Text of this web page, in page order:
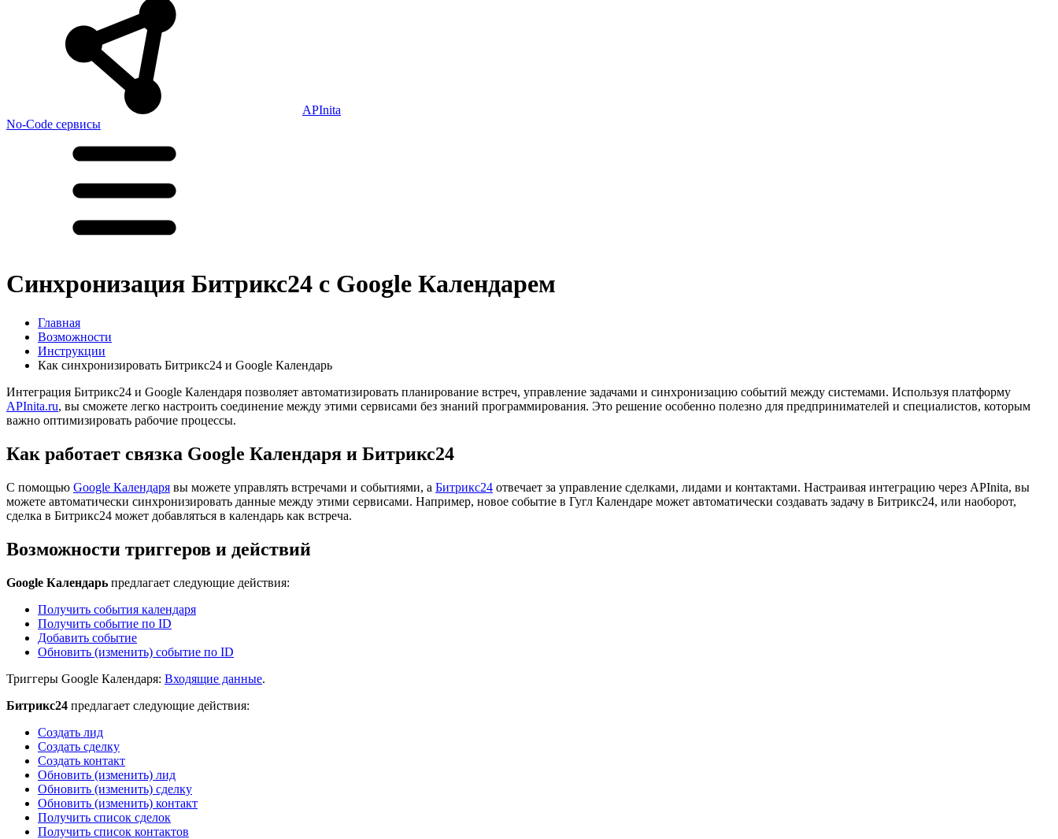
APInita
No-Code сервисы
Синхронизация Битрикс24 с Google Календарем
Главная
Возможности
Инструкции
Как синхронизировать Битрикс24 и Google Календарь
Интеграция Битрикс24 и Google Календаря позволяет автоматизировать планирование встреч, управление задачами и синхронизацию событий между системами. Используя платформу
APInita.ru, вы сможете легко настроить соединение между этими сервисами без знаний программирования. Это решение особенно полезно для предпринимателей и специалистов, которым
важно оптимизировать рабочие процессы.
Как работает связка Google Календаря и Битрикс24
С помощью Google Календаря вы можете управлять встречами и событиями, а Битрикс24 отвечает за управление сделками, лидами и контактами. Настраивая интеграцию через APInita, вы
можете автоматически синхронизировать данные между этими сервисами. Например, новое событие в Гугл Календаре может автоматически создавать задачу в Битрикс24, или наоборот,
сделка в Битрикс24 может добавляться в календарь как встреча.
Возможности триггеров и действий
Google Календарь предлагает следующие действия:
Получить события календаря
Получить событие по ID
Добавить событие
Обновить (изменить) событие по ID
Триггеры Google Календаря: Входящие данные.
Битрикс24 предлагает следующие действия:
Создать лид
Создать сделку
Создать контакт
Обновить (изменить) лид
Обновить (изменить) сделку
Обновить (изменить) контакт
Получить список сделок
Получить список контактов